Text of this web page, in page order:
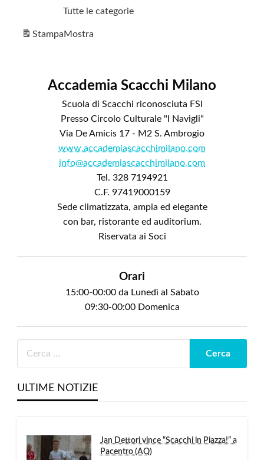
Tutte le categorie
StampaMostra
Accademia Scacchi Milano
Scuola di Scacchi riconosciuta FSI
Presso Circolo Culturale "I Navigli"
Via De Amicis 17 - M2 S. Ambrogio
www.accademiascacchimilano.com
info@accademiascacchimilano.com
Tel. 328 7194921
C.F. 97419000159
Sede climatizzata, ampia ed elegante
con bar, ristorante ed auditorium.
Riservata ai Soci
Orari
15:00-00:00 da Lunedì al Sabato
09:30-00:00 Domenica
ULTIME NOTIZIE
Jan Dettori vince “Scacchi in Piazza!” a
Pacentro (AQ)